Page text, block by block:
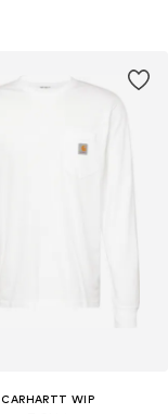
CARHARTT WIP